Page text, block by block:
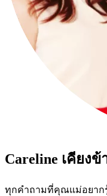
Careline เคีย
ทุกคำถามที่คุณแม่อยาก